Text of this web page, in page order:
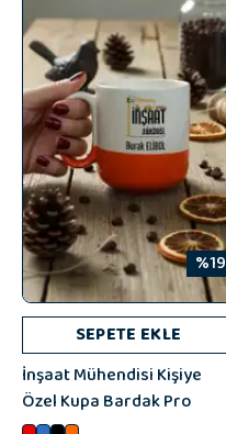
%19
SEPETE EKLE
İnşaat Mühendisi Kişiye
Özel Kupa Bardak Pro